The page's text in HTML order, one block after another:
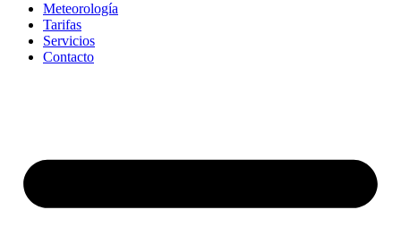
Meteorología
Tarifas
Servicios
Contacto